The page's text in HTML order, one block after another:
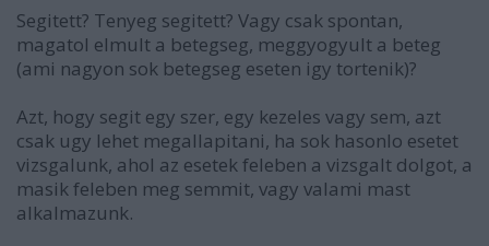
Segitett? Tenyeg segitett? Vagy csak spontan,
magatol elmult a betegseg, meggyogyult a beteg
(ami nagyon sok betegseg eseten igy tortenik)?
Azt, hogy segit egy szer, egy kezeles vagy sem, azt
csak ugy lehet megallapitani, ha sok hasonlo esetet
vizsgalunk, ahol az esetek feleben a vizsgalt dolgot, a
masik feleben meg semmit, vagy valami mast
alkalmazunk.